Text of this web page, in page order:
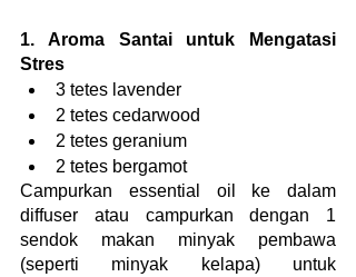
1. Aroma Santai untuk Mengatasi
Stres
3 tetes lavender
2 tetes cedarwood
2 tetes geranium
2 tetes bergamot
Campurkan essential oil ke dalam
diffuser atau campurkan dengan 1
sendok makan minyak pembawa
(seperti minyak kelapa) untuk